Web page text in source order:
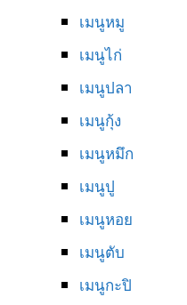
เมนูหมู
เมนูไก่
เมนูปลา
เมนูกุ้ง
เมนูหมึก
เมนูปู
เมนูหอย
เมนูตับ
เมนูกะปิ